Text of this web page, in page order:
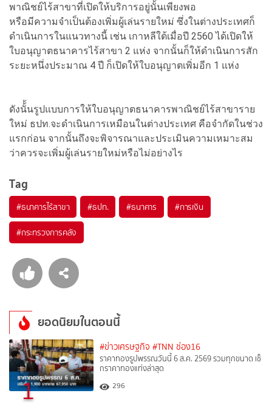
พาณิชย์ไร้สาขาที่เปิดให้บริการอยู่นั้นเพียงพอ
หรือมีความจำเป็นต้องเพิ่มผู้เล่นรายใหม่ ซึ่งในต่างประเทศก็
ดำเนินการในแนวทางนี้ เช่น เกาหลีใต้เมื่อปี 2560 ได้เปิดให้
ใบอนุญาตธนาคารไร้สาขา 2 แห่ง จากนั้นก็ให้ดำเนินการสัก
ระยะหนึ่งประมาณ 4 ปี ก็เปิดให้ใบอนุญาตเพิ่มอีก 1 แห่ง
ดังนั้้นรูปแบบการให้ใบอนุญาตธนาคารพาณิชย์ไร้สาขาราย
ใหม่ ธปท.จะดำเนินการเหมือนในต่างประเทศ คือจำกัดในช่วง
แรกก่อน จากนั้นถึงจะพิจารณาและประเมินความเหมาะสม
ว่าควรจะเพิ่มผู้เล่นรายใหม่หรือไม่อย่างไร
Tag
#ธนาคารไร้สาขา #ธปท. #ธนาคาร #การเงิน
#กระทรวงการคลัง
ยอดนิยมในตอนนี้
1
#ข่าวเศรษฐกิจ #TNN ช่อง16
ราคาทองรูปพรรณวันนี้ 6 ส.ค. 2569 รวมทุกขนาด เช็
กราคาทองแท่งล่าสุด
296